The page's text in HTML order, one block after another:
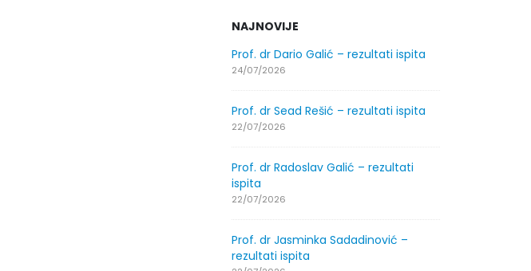
NAJNOVIJE
Prof. dr Dario Galić – rezultati ispita
24/07/2026
Prof. dr Sead Rešić – rezultati ispita
22/07/2026
Prof. dr Radoslav Galić – rezultati
ispita
22/07/2026
Prof. dr Jasminka Sadadinović –
rezultati ispita